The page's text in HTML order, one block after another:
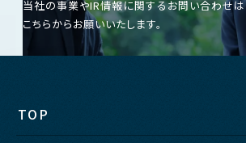
当社の事業やIR情報に関するお問い合わせは
こちらからお願いいたします。
TOP